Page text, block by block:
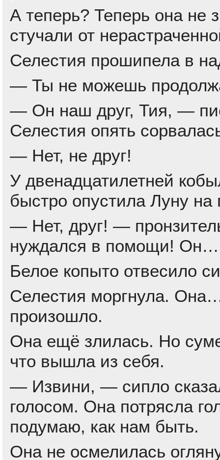
А теперь? Теперь она не
стучали от
Селестия прошипела в
— Ты не можешь
— Он наш друг, Тия, —
Селестия опять
— Нет, не друг!
У двенадцатилетней
быстро опустила Луну на
— Нет, друг! —
нуждался в помощи! Он…
Белое копыто отвесило
Селестия моргнула.
произошло.
Она ещё злилась. Но
что вышла из себя.
— Извини, — сипло
голосом. Она потрясла
подумаю, как нам быть.
Она не осмелилась